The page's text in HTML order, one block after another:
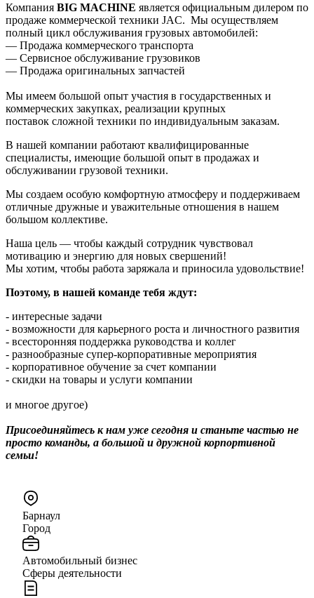
Компания BIG MACHINE является официальным дилером по
продаже коммерческой техники JAC. Мы осуществляем
полный цикл обслуживания грузовых автомобилей:
— Продажа коммерческого транспорта
— Сервисное обслуживание грузовиков
— Продажа оригинальных запчастей
Мы имеем большой опыт участия в государственных и
коммерческих закупках, реализации крупных
поставок сложной техники по индивидуальным заказам.
В нашей компании работают квалифицированные
специалисты, имеющие большой опыт в продажах и
обслуживании грузовой техники.
Мы создаем особую комфортную атмосферу и поддерживаем
отличные дружные и уважительные отношения в нашем
большом коллективе.
Наша цель — чтобы каждый сотрудник чувствовал
мотивацию и энергию для новых свершений!
Мы хотим, чтобы работа заряжала и приносила удовольствие!
Поэтому, в нашей команде тебя ждут:
- интересные задачи
- возможности для карьерного роста и личностного развития
- всесторонняя поддержка руководства и коллег
- разнообразные супер-корпоративные мероприятия
- корпоративное обучение за счет компании
- скидки на товары и услуги компании
и многое другое)
Присоединяйтесь к нам уже сегодня и станьте частью не
просто команды, а большой и дружной корпортивной
семьи!
Барнаул
Город
Автомобильный бизнес
Сферы деятельности